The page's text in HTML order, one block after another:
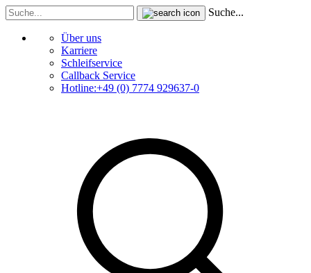
Suche...
Über uns
Karriere
Schleifservice
Callback Service
Hotline:+49 (0) 7774 929637-0